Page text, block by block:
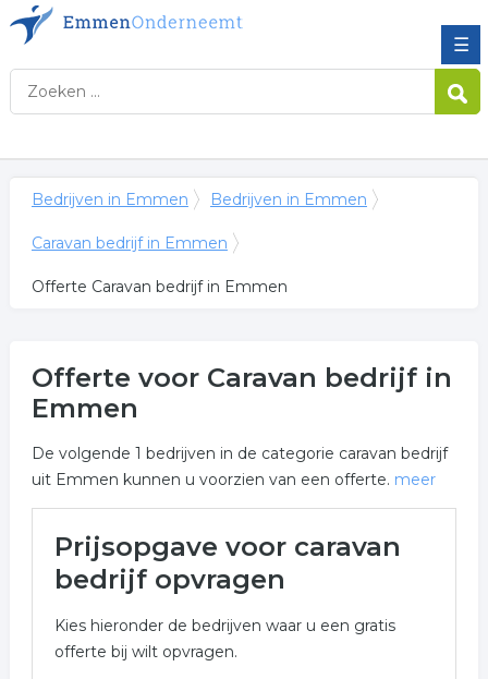
☰
Bedrijven in Emmen Bedrijven in Emmen
Caravan bedrijf in Emmen
Offerte Caravan bedrijf in Emmen
Offerte voor Caravan bedrijf in
Emmen
De volgende 1 bedrijven in de categorie caravan bedrijf
uit Emmen kunnen u voorzien van een offerte. meer
Emmen
bedrijf gerelateerde bedrijven in de omgeving van
Emmen voor een vrijblijvende aanvraag.
Prijsopgave voor caravan
bedrijf opvragen
Kies hieronder de bedrijven waar u een gratis
offerte bij wilt opvragen.